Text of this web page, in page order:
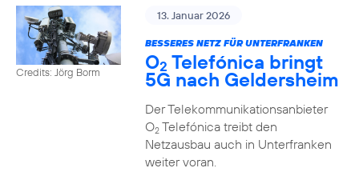
Credits: Jörg Borm
13. Januar 2026
BESSERES NETZ FÜR UNTERFRANKEN
O2 Telefónica bringt
5G nach Geldersheim
Der Telekommunikationsanbieter
O2Telefónica treibt den
Netzausbau auch in Unterfranken
weiter voran.